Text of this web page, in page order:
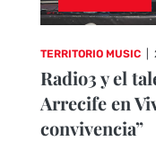
TERRITORIO MUSIC
Radio3 y el
Arrecife en
convivencia”